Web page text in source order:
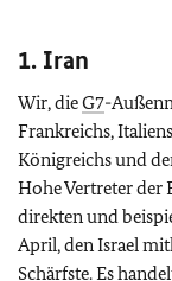
1. Iran
Wir, dieG7-
Frankreichs,
Königreichs und
Hohe Vertreter der
direkten und
April, den Israel
Schärfste. Es